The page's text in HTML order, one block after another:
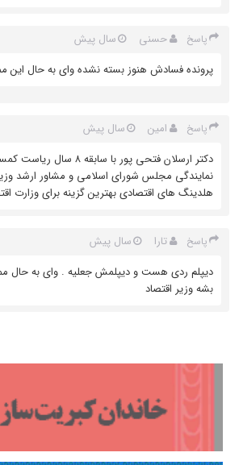
پاسخ حسنی
سال پیش
پرونده فسادش هنوز بسته نشده وای به حال این
پاسخ امین
سال پیش
نمایندگی مجلس شورای اسلامی و مشاور ارشد
هلدینگ های اقتصادی بهترین گزینه برای وزارت
پاسخ تارا
سال پیش
دیپلم ردی هست و دیپلمش جعلیه . وای به حال
بشه وزیر اقتصاد